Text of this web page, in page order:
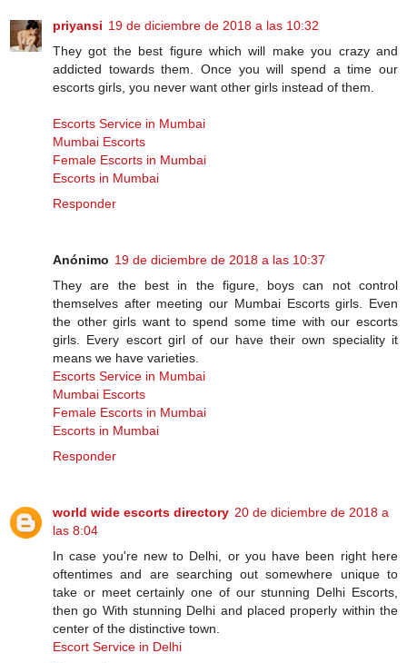
priyansi 19 de diciembre de 2018 a las 10:32
They got the best figure which will make you crazy and
addicted towards them. Once you will spend a time our
escorts girls, you never want other girls instead of them.
Escorts Service in Mumbai
Mumbai Escorts
Female Escorts in Mumbai
Escorts in Mumbai
Responder
Anónimo 19 de diciembre de 2018 a las 10:37
They are the best in the figure, boys can not control
themselves after meeting our Mumbai Escorts girls. Even
the other girls want to spend some time with our escorts
girls. Every escort girl of our have their own speciality it
means we have varieties.
Escorts Service in Mumbai
Mumbai Escorts
Female Escorts in Mumbai
Escorts in Mumbai
Responder
world wide escorts directory 20 de diciembre de 2018 a
las 8:04
In case you're new to Delhi, or you have been right here
oftentimes and are searching out somewhere unique to
take or meet certainly one of our stunning Delhi Escorts,
then go With stunning Delhi and placed properly within the
center of the distinctive town.
Escort Service in Delhi